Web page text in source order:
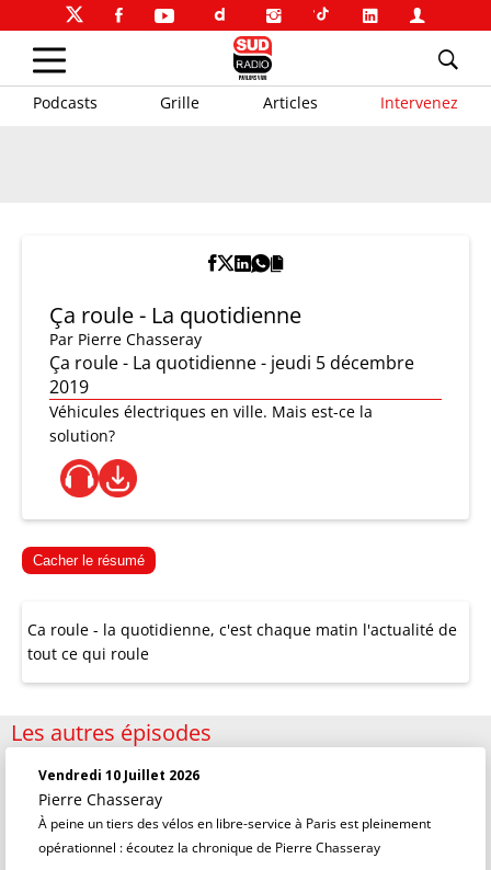
Podcasts Grille Articles Intervenez
Ça roule - La quotidienne
Par Pierre Chasseray
Ça roule - La quotidienne - jeudi 5 décembre
2019
Véhicules électriques en ville. Mais est-ce la
solution?
Cacher le résumé
Ca roule - la quotidienne, c'est chaque matin l'actualité de
tout ce qui roule
Les autres épisodes
Vendredi 10 Juillet 2026
Pierre Chasseray
À peine un tiers des vélos en libre-service à Paris est pleinement
opérationnel : écoutez la chronique de Pierre Chasseray